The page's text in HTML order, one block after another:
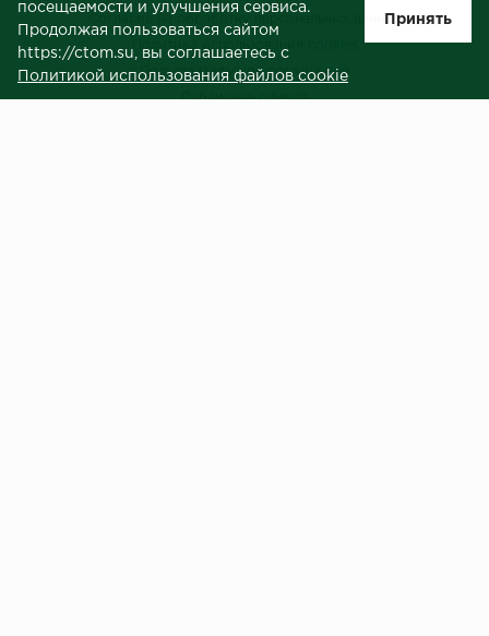
Согласие на обработку персональных данных
Пользовательское соглашение
Публичная оферта
посещаемости и улучшения сервиса.
Продолжая пользоваться сайтом
https://ctom.su, вы соглашаетесь с
Политикой использования файлов cookie
Принять